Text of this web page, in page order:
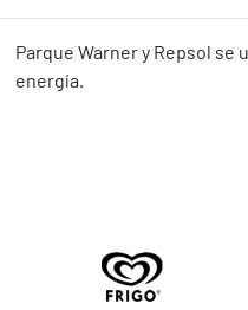
Parque Warner y Repsol
energía.